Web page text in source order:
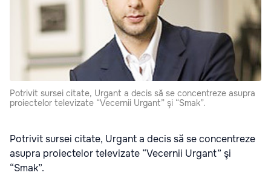
Potrivit sursei citate, Urgant a decis să se concentreze asupra
proiectelor televizate “Vecernii Urgant” şi “Smak”.
Potrivit sursei citate, Urgant a decis să se concentreze
asupra proiectelor televizate “Vecernii Urgant” şi
“Smak”.